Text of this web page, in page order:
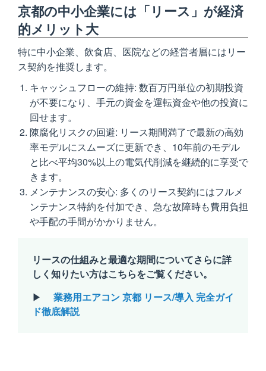
京都の中小企業には「リース」が経済
的メリット大
特に中小企業、飲食店、医院などの経営者層にはリー
ス契約を推奨します。
キャッシュフローの維持: 数百万円単位の初期投資
が不要になり、手元の資金を運転資金や他の投資に
回せます。
陳腐化リスクの回避: リース期間満了で最新の高効
率モデルにスムーズに更新でき、10年前のモデル
と比べ平均30%以上の電気代削減を継続的に享受で
きます。
メンテナンスの安心: 多くのリース契約にはフルメ
ンテナンス特約を付加でき、急な故障時も費用負担
や手配の手間がかかりません。
リースの仕組みと最適な期間についてさらに詳
しく知りたい方はこちらをご覧ください。
▶
業務用エアコン 京都 リース/導入 完全ガイ
ド徹底解説